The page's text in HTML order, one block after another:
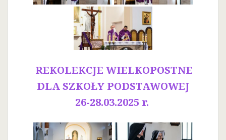
REKOLEKCJE WIELKOPOSTNE
DLA SZKOŁY PODSTAWOWEJ
26-28.03.2025 r.